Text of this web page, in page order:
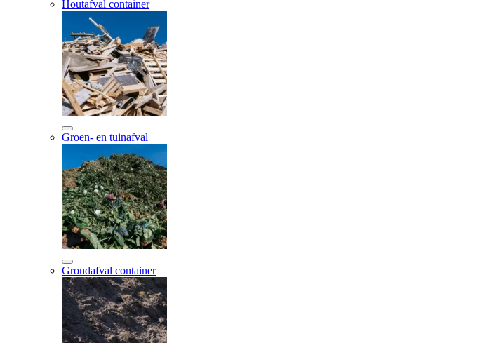
Houtafval container
Groen- en tuinafval
Grondafval container